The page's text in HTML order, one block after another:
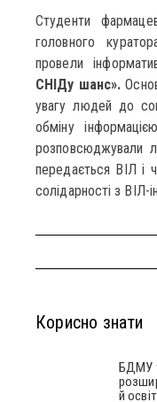
Студенти
головного
провели
СНІДу шанс».
увагу людей до
обміну
розповсюджували
передається ВІЛ і
солідарності з ВІЛ-
Корисно знати
БДМУ
й